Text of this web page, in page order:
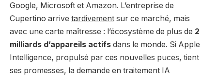
Google, Microsoft et Amazon. L’entreprise de
Cupertino arrive tardivement sur ce marché, mais
avec une carte maîtresse : l’écosystème de plus de 2
milliards d’appareils actifs dans le monde. Si Apple
Intelligence, propulsé par ces nouvelles puces, tient
ses promesses, la demande en traitement IA